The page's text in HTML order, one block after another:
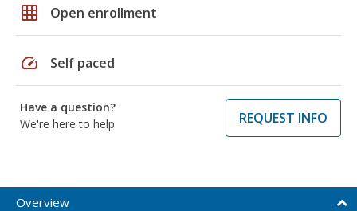
grid_on Open enrollment
speed Self paced
Have a question?
We're here to help
REQUEST INFO
Overview